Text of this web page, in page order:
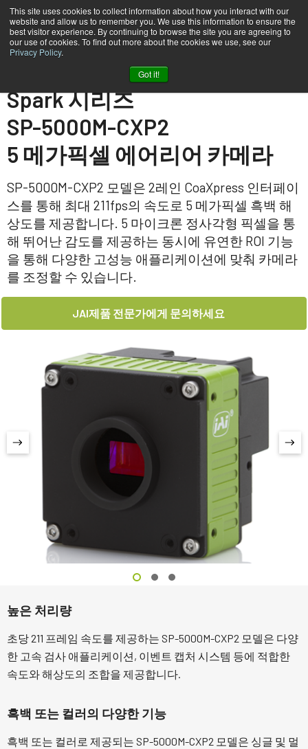
This site uses cookies to collect information about how you interact with our
website and allow us to remember you. We use this information to ensure the
best visitor experience. By continuing to browse the site you are agreeing to
our use of cookies. To find out more about the cookies we use, see our
Privacy Policy.
Got it!
Spark 시리즈
SP-5000M-CXP2
5 메가픽셀 에어리어 카메라
SP-5000M-CXP2 모델은 2레인 CoaXpress 인터페이
스를 통해 최대 211fps의 속도로 5 메가픽셀 흑백 해
상도를 제공합니다. 5 마이크론 정사각형 픽셀을 통
해 뛰어난 감도를 제공하는 동시에 유연한 ROI 기능
을 통해 다양한 고성능 애플리케이션에 맞춰 카메라
를 조정할 수 있습니다.
JAI제품 전문가에게 문의하세요
높은 처리량
초당 211 프레임 속도를 제공하는 SP-5000M-CXP2 모델은 다양
한 고속 검사 애플리케이션, 이벤트 캡처 시스템 등에 적합한
속도와 해상도의 조합을 제공합니다.
흑백 또는 컬러의 다양한 기능
흑백 또는 컬러로 제공되는 SP-5000M-CXP2 모델은 싱글 및 멀